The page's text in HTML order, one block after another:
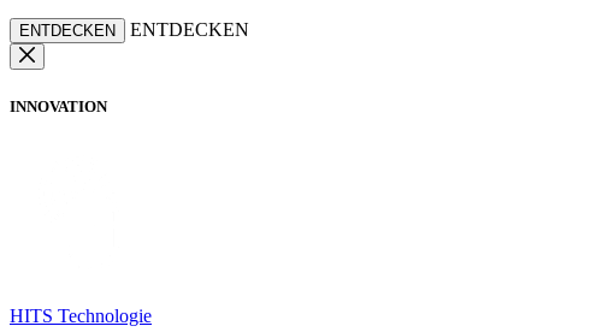
ENTDECKEN ENTDECKEN
INNOVATION
HITS Technologie